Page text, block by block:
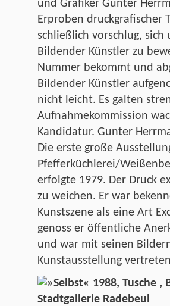
und Grafiker Gunter
Erproben druckgrafischer
schließlich vorschlug,
Bildender Künstler zu
Nummer bekommt und
Bildender Künstler
nicht leicht. Es galten
Aufnahmekommission
Kandidatur. Gunter
Die erste große
Pfefferküchlerei/
erfolgte 1979. Der Druck
zu weichen. Er war
Kunstszene als eine Art
genoss er öffentliche
und war mit seinen
Kunstausstellung